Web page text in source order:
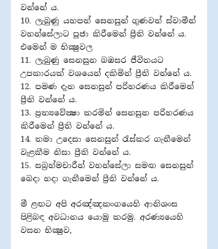
වන්නේ ය.
10. ලැබුණු යහපත් සෙනසුන් ගුණවත් ස්වාමීන්
වහන්සේලාට පූජා කිරීමෙන් ප්‍රීති වන්නේ ය.
එමෙන් ම භික්‍ෂුවල
11. ලැබුණු සෙනසුන බඹසර ජීවිතයට
උපකාරයක් වශයෙන් දකිමින් ප්‍රීති වන්නේ ය.
12. පමණ දැන සෙනසුන් පරිහරණය කිරීමෙන්
ප්‍රීති වන්නේ ය.
13. ප්‍රත්‍යවේක්‍ෂා කරමින් සෙනසුන පරිහරණය
කිරීමෙන් ප්‍රීති වන්නේ ය.
14. තමා උදෙසා සෙනසුන් රැස්කර ගැනීමෙන්
වැළකීම නිසා ප්‍රීති වන්නේ ය.
15. සබ්‍රහ්මචාරීන් වහන්සේලා සමඟ සෙනසුන්
බෙදා හදා ගැනීමෙන් ප්‍රීති වන්නේ ය.
මී ළඟට අපි අරඤ්ඤකංගයෙහි ආනිශංස
පිළිබඳ අවධානය යොමු කරමු. අරණ්‍යයෙහි
වසන භික්‍ෂුව,